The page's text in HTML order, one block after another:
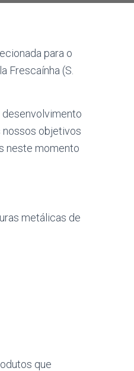
para o
Frescaínha (S.
desenvolvimento
nossos objetivos
neste momento
metálicas de
que